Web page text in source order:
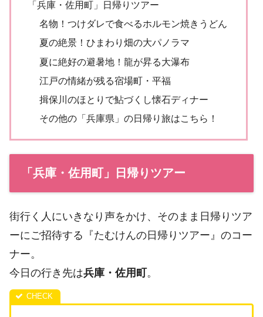
「兵庫・佐用町」日帰りツアー
名物！つけダレで食べるホルモン焼きうどん
夏の絶景！ひまわり畑の大パノラマ
夏に絶好の避暑地！龍が昇る大瀑布
江戸の情緒が残る宿場町・平福
揖保川のほとりで鮎づくし懐石ディナー
その他の「兵庫県」の日帰り旅はこちら！
「兵庫・佐用町」日帰りツアー
街行く人にいきなり声をかけ、そのまま日帰りツア
ーにご招待する『たむけんの日帰りツアー』のコー
ナー。
今日の行き先は兵庫・佐用町。